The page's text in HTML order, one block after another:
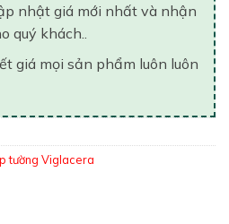
nhật giá mới nhất và nhận
quý khách..
giá mọi sản phẩm luôn luôn
tường Viglacera